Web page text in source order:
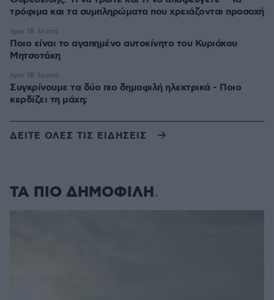
τρόφιμα και τα συμπληρώματα που χρειάζονται προσοχή
Ποιο είναι το αγαπημένο αυτοκίνητο του Κυριάκου
Μητσοτάκη
πριν 18 λεπτά
Συγκρίνουμε τα δύο πιο δημοφιλή ηλεκτρικά - Ποιο
κερδίζει τη μάχη;
πριν 18 λεπτά
ΔΕΙΤΕ ΟΛΕΣ ΤΙΣ ΕΙΔΗΣΕΙΣ
ΤΑ ΠΙΟ ΔΗΜΟΦΙΛΗ